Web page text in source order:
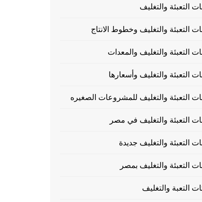
التعبئة والتغليف
التعبئة والتغليف وخطوط الانتاج
التعبئة والتغليف والمعدات
التعبئة والتغليف وأسعارها
التعبئة والتغليف للمشروعات الصغيره
التعبئة والتغليف في مصر
التعبئة والتغليف جديدة
التعبئة والتغليف بمصر
التعبة والتغليف